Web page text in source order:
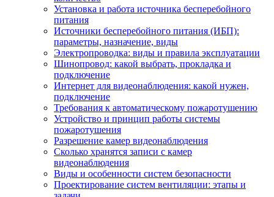
Установка и работа источника бесперебойного
питания
Источники бесперебойного питания (ИБП):
параметры, назначение, виды
Электропроводка: виды и правила эксплуатации
Шинопровод: какой выбрать, прокладка и
подключение
Интернет для видеонаблюдения: какой нужен,
подключение
Требования к автоматическому пожаротушению
Устройство и принцип работы системы
пожаротушения
Разрешение камер видеонаблюдения
Сколько хранятся записи с камер
видеонаблюдения
Виды и особенности систем безопасности
Проектирование систем вентиляции: этапы и